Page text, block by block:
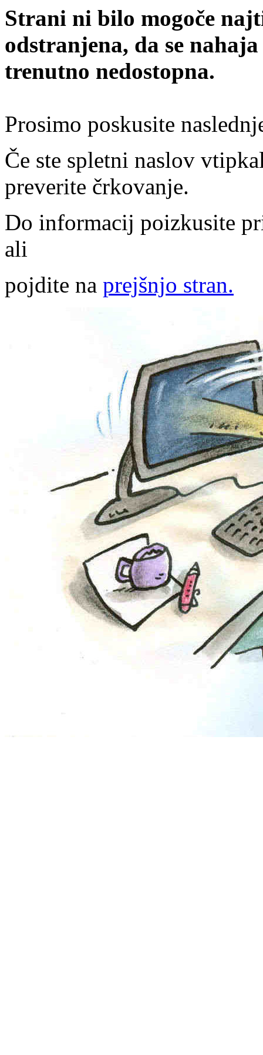
Strani ni bilo mogoče
odstranjena, da se
trenutno nedostopna.
Prosimo poskusite
Če ste spletni naslov
preverite črkovanje.
Do informacij poizkusite
ali
pojdite na prejšnjo stran.